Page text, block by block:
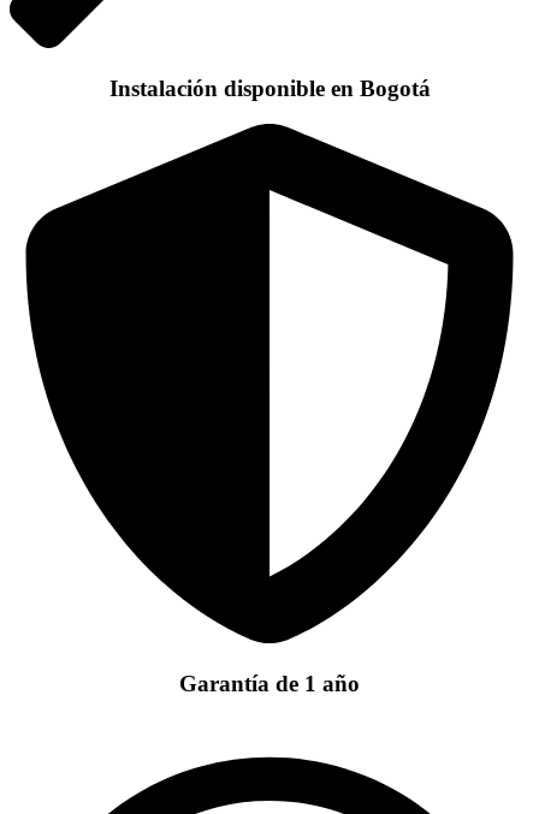
Instalación disponible en Bogotá
Garantía de 1 año